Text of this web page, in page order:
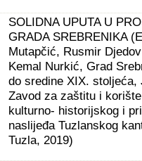
SOLIDNA UPUTA U
GRADA SREBRENIKA
Mutapčić, Rusmir
Kemal Nurkić, Grad
do sredine XIX. stoljeća,
Zavod za zaštitu i
kulturno- historijskog i
naslijeđa Tuzlanskog
Tuzla, 2019)